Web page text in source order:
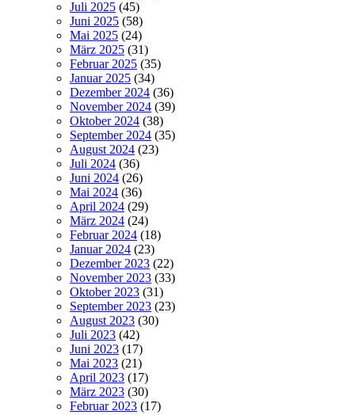
Juli 2025 (45)
Juni 2025 (58)
Mai 2025 (24)
März 2025 (31)
Februar 2025 (35)
Januar 2025 (34)
Dezember 2024 (36)
November 2024 (39)
Oktober 2024 (38)
September 2024 (35)
August 2024 (23)
Juli 2024 (36)
Juni 2024 (26)
Mai 2024 (36)
April 2024 (29)
März 2024 (24)
Februar 2024 (18)
Januar 2024 (23)
Dezember 2023 (22)
November 2023 (33)
Oktober 2023 (31)
September 2023 (23)
August 2023 (30)
Juli 2023 (42)
Juni 2023 (17)
Mai 2023 (21)
April 2023 (17)
März 2023 (30)
Februar 2023 (17)